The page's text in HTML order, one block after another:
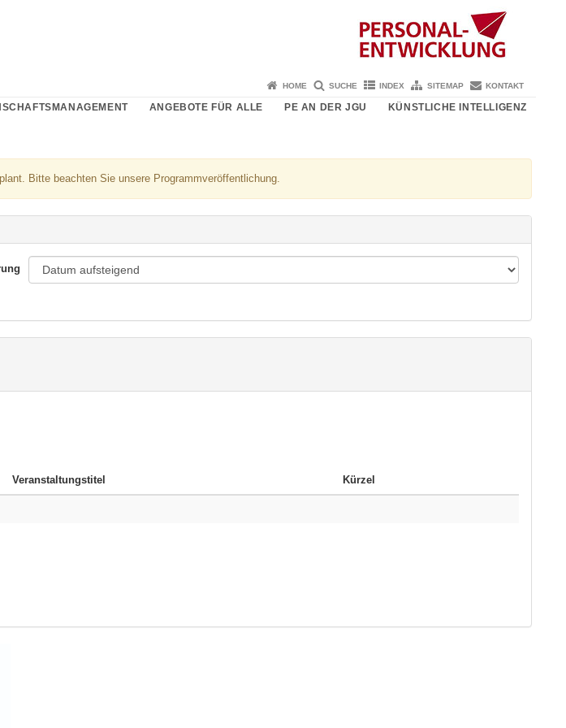
HOME SUCHE INDEX SITEMAP KONTAKT
ANGEBOTE FÜR ALLE PE AN DER JGU KÜNSTLICHE INTELLIGENZ
Bitte beachten Sie unsere Programmveröffentlichung.
Veranstaltungstitel Kürzel